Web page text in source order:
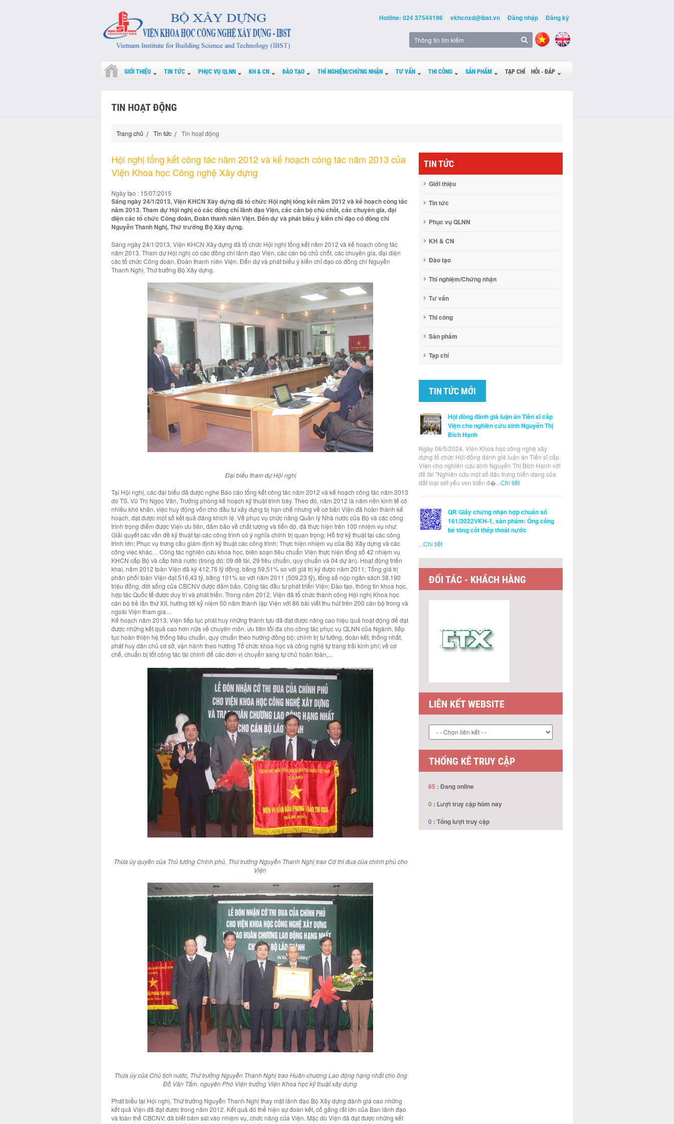
Hotline: 024 37544196 vkhcnxd@ibst.vn Đăng nhập Đăng ký
GIỚI THIỆU TIN TỨC PHỤC VỤ QLNN KH & CN ĐÀO TẠO THÍ NGHIỆM/CHỨNG NHẬN TƯ VẤN THI CÔNG SẢN PHẨM TẠP CHÍ HỎI - ĐÁP
TIN HOẠT ĐỘNG
Trang chủ Tin tức Tin hoạt động
Hội nghị tổng kết công tác năm 2012 và kế hoạch công tác năm 2013 của
Viện Khoa học Công nghệ Xây dựng
Ngày tạo : 15/07/2015
Sáng ngày 24/1/2013, Viện KHCN Xây dựng đã tổ chức Hội nghị tổng kết năm 2012 và kế hoạch công tác
năm 2013. Tham dự Hội nghị có các đồng chí lãnh đạo Viện, các cán bộ chủ chốt, các chuyên gia, đại
diện các tổ chức Công đoàn, Đoàn thanh niên Viện. Đến dự và phát biểu ý kiến chỉ đạo có đồng chí
Nguyễn Thanh Nghị, Thứ trưởng Bộ Xây dựng.
Sáng ngày 24/1/2013, Viện KHCN Xây dựng đã tổ chức Hội nghị tổng kết năm 2012 và kế hoạch công tác
năm 2013. Tham dự Hội nghị có các đồng chí lãnh đạo Viện, các cán bộ chủ chốt, các chuyên gia, đại diện
các tổ chức Công đoàn, Đoàn thanh niên Viện. Đến dự và phát biểu ý kiến chỉ đạo có đồng chí Nguyễn
Thanh Nghị, Thứ trưởng Bộ Xây dựng.
Đại biểu tham dự Hội nghị
Tại Hội nghị, các đại biểu đã được nghe Báo cáo tổng kết công tác năm 2012 và kế hoạch công tác năm 2013
do TS. Vũ Thị Ngọc Vân, Trưởng phòng kế hoạch kỹ thuật trình bày. Theo đó, năm 2012 là năm nền kinh tế có
nhiều khó khăn, việc huy động vốn cho đầu tư xây dựng bị hạn chế nhưng về cơ bản Viện đã hoàn thành kế
hoạch, đạt được một số kết quả đáng khích lệ. Về phục vụ chức năng Quản lý Nhà nước của Bộ và các công
trình trọng điểm được Viện ưu tiên, đảm bảo về chất lượng và tiến độ, đã thực hiện trên 100 nhiệm vụ như:
Giải quyết các vấn đề kỹ thuật tại các công trình có ý nghĩa chính trị quan trọng; Hỗ trợ kỹ thuật tại các công
trình lớn; Phục vụ trưng cầu giám định kỹ thuật các công trình; Thực hiện nhiệm vụ của Bộ Xây dựng và các
công việc khác… Công tác nghiên cứu khoa học, biên soạn tiêu chuẩn Viện thực hiện tổng số 42 nhiệm vụ
KHCN cấp Bộ và cấp Nhà nước (trong đó: 09 đề tài, 29 tiêu chuẩn, quy chuẩn và 04 dự án). Hoạt động triển
khai, năm 2012 toàn Viện đã ký 412,76 tỷ đồng, bằng 59,51% so với giá trị ký được năm 2011; Tổng giá trị
phân phối toàn Viện đạt 516,43 tỷ, bằng 101% so với năm 2011 (509,23 tỷ), tổng số nộp ngân sách 38,190
triệu đồng, đời sống của CBCNV được đảm bảo. Công tác đầu tư phát triển Viện; Đào tạo, thông tin khoa học,
hợp tác Quốc tế được duy trì và phát triển. Trong năm 2012, Viện đã tổ chức thành công Hội nghị Khoa học
cán bộ trẻ lần thứ XII, hướng tới kỷ niệm 50 năm thành lập Viện với 86 bài viết thu hút trên 200 cán bộ trong và
ngoài Viện tham gia…
Kế hoạch năm 2013, Viện tiếp tục phát huy những thành tựu đã đạt được nâng cao hiệu quả hoạt động để đạt
được những kết quả cao hơn nữa về chuyên môn, ưu tiên tối đa cho công tác phục vụ QLNN của Ngành, tiếp
tục hoàn thiện hệ thống tiêu chuẩn, quy chuẩn theo hướng đồng bộ; chính trị tư tưởng, đoàn kết, thống nhất,
phát huy dân chủ cơ sở, vận hành theo hướng Tổ chức khoa học và công nghệ tự trang trải kinh phí; về cơ
chế, chuẩn bị tốt công tác tài chính để các đơn vị chuyển sang tự chủ hoàn toàn,...
Thừa ủy quyền của Thủ tướng Chính phủ, Thứ trưởng Nguyễn Thanh Nghị trao Cờ thi đua của chính phủ cho
Viện
Thừa ủy của Chủ tịch nước, Thứ trưởng Nguyễn Thanh Nghị trao Huân chương Lao động hạng nhất cho ông
Đỗ Văn Tẩm, nguyên Phó Viện trưởng Viện Khoa học kỹ thuật xây dựng
Phát biểu tại Hội nghị, Thứ trưởng Nguyễn Thanh Nghị thay mặt lãnh đạo Bộ Xây dựng đánh giá cao những
kết quả Viện đã đạt được trong năm 2012. Kết quả đó thể hiện sự đoàn kết, cố gắng rất lớn của Ban lãnh đạo
và toàn thể CBCNV; đã biết bám sát vào nhiệm vụ, chức năng của Viện. Mặc dù Viện đã đạt được những kết
TIN TỨC
Giới thiệu
Tin tức
Phục vụ QLNN
KH & CN
Đào tạo
Thí nghiệm/Chứng nhận
Tư vấn
Thi công
Sản phẩm
Tạp chí
TIN TỨC MỚI
Hội đồng đánh giá luận án Tiến sĩ cấp
Viện cho nghiên cứu sinh Nguyễn Thị
Bích Hạnh
Ngày 06/5/2024, Viện Khoa học công nghệ xây
dựng tổ chức Hội đồng đánh giá luận án Tiến sĩ cấp
Viện cho nghiên cứu sinh Nguyễn Thị Bích Hạnh với
đề tài "Nghiên cứu một số đặc trưng biến dạng của
đất loại sét yếu ven biển đ�...Chi tiết
QR Giấy chứng nhận hợp chuẩn số
161/2022VKH-1, sản phẩm: Ống cống
bê tông cốt thép thoát nước
...Chi tiết
ĐỐI TÁC - KHÁCH HÀNG
LIÊN KẾT WEBSITE
THỐNG KÊ TRUY CẬP
0: Tổng lượt truy cập